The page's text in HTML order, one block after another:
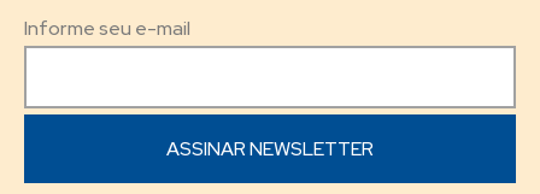
Informe seu e-mail